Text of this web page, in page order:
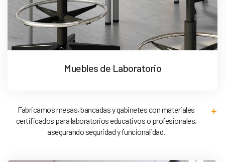
Muebles de Laboratorio
Fabricamos mesas, bancadas y gabinetes con materiales
certificados para laboratorios educativos o profesionales,
asegurando seguridad y funcionalidad.